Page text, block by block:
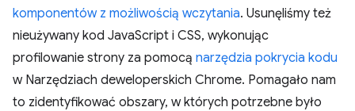
komponentów z możliwością wczytania. Usunęliśmy też
nieużywany kod JavaScript i CSS, wykonując
profilowanie strony za pomocą narzędzia pokrycia kodu
w Narzędziach deweloperskich Chrome. Pomagało nam
to zidentyfikować obszary, w których potrzebne było